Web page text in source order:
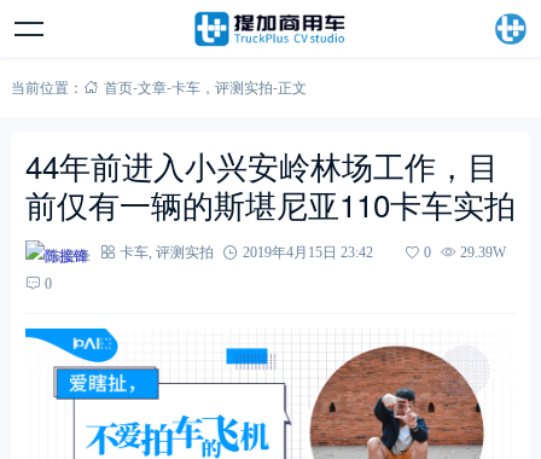
当前位置： 首页-文章-卡车， 评测实拍-正文
44年前进入小兴安岭林场工作，目
前仅有一辆的斯堪尼亚110卡车实拍
陈接锋 卡车, 评测实拍 2019年4月15日 23:42 0
29.39W
0